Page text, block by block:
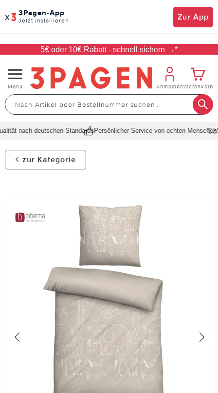
x 3Pagen-App
Jetzt installieren Zur App
5€ oder 10€ Rabatt - schnell sichern →*
Navigation
umschalten
Menü AnmeldenWarenkorb
nach deutschen StandardsPersönlicher Service von echten Menschen
zur Kategorie